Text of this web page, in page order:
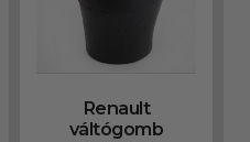
Renault
váltógomb